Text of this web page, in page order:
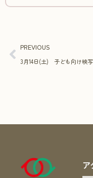
PREVIOUS
3月14日(土) 子ども向け映
ア